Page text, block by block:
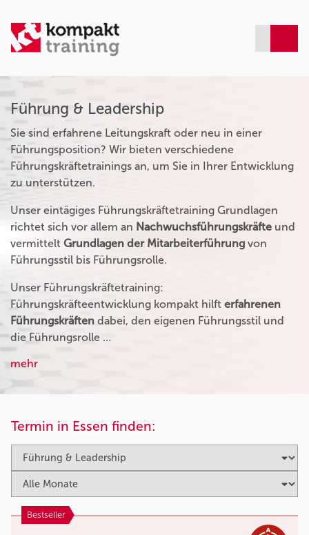
Führung & Leadership
Sie sind erfahrene Leitungskraft oder neu in einer
Führungsposition? Wir bieten verschiedene
Führungskräftetrainings an, um Sie in Ihrer Entwicklung
zu unterstützen.
Unser eintägiges Führungskräftetraining Grundlagen
richtet sich vor allem an Nachwuchsführungskräfte und
vermittelt Grundlagen der Mitarbeiterführung von
Führungsstil bis Führungsrolle.
Unser Führungskräftetraining:
Führungskräfteentwicklung kompakt hilft erfahrenen
Führungskräften dabei, den eigenen Führungsstil und
die Führungsrolle …
mehr
Termin in Essen finden:
Bestseller